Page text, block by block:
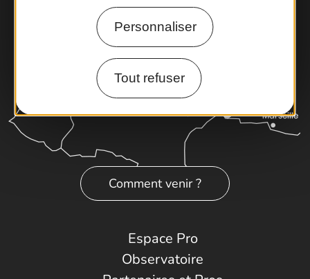
Personnaliser
Tout refuser
Comment venir ?
Espace Pro
Observatoire